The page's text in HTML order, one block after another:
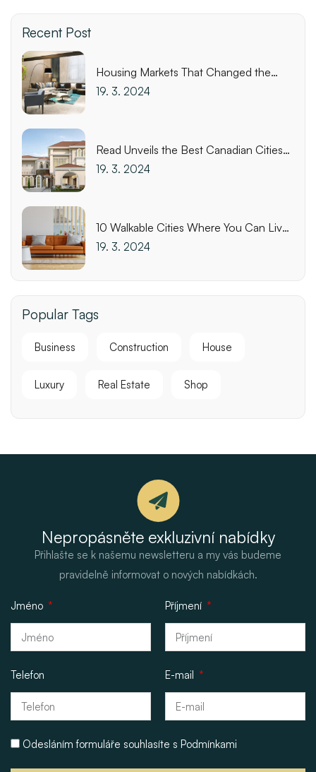
Recent Post
Housing Markets That Changed the
Most This Week
19. 3. 2024
Read Unveils the Best Canadian Cities
for Biking
19. 3. 2024
10 Walkable Cities Where You Can Live
Affordably
19. 3. 2024
Popular Tags
Business Construction House
Luxury Real Estate Shop
Nepropásněte exkluzivní nabídky
Přihlašte se k našemu newsletteru a my vás budeme
pravidelně informovat o nových nabídkách.
Jméno Příjmení
Telefon E-mail
Odesláním formuláře souhlasíte s Podmínkami